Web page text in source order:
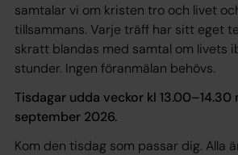
samtalar vi om kristen tro och livet
tillsammans. Varje träff har sitt eget
skratt blandas med samtal om livets
stunder. Ingen föranmälan behövs.
Tisdagar udda veckor kl
september 2026.
Kom den tisdag som passar dig. Alla